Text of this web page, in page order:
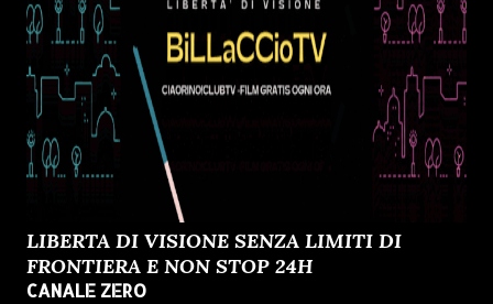
LIBERTA DI VISIONE SENZA LIMITI DI
FRONTIERA E NON STOP 24H
CANALE ZERO